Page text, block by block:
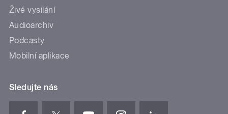
Živé vysílání
Audioarchiv
Podcasty
Mobilní aplikace
Sledujte nás